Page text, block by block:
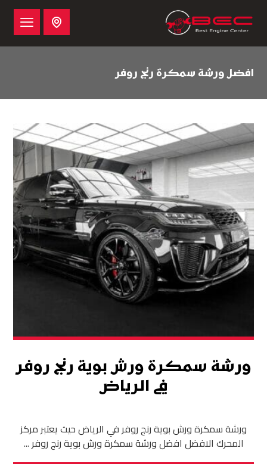
افضل ورشة سمكرة رنج روفر
ورشة سمكرة ورش بوية رنج روفر
في الرياض
ورشة سمكرة ورش بوية رنج روفر في الرياض حيث يعتبر مركز
المحرك الافضل افضل ورشة سمكرة ورش بوية رنج روفر ...